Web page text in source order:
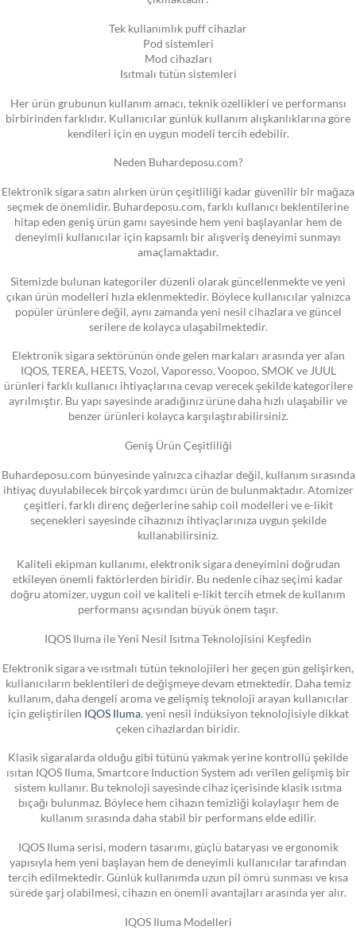
Tek kullanımlık puff cihazlar
Pod sistemleri
Mod cihazları
Isıtmalı tütün sistemleri
Her ürün grubunun kullanım amacı, teknik özellikleri ve performansı
birbirinden farklıdır. Kullanıcılar günlük kullanım alışkanlıklarına göre
kendileri için en uygun modeli tercih edebilir.
Neden Buhardeposu.com?
Elektronik sigara satın alırken ürün çeşitliliği kadar güvenilir bir mağaza
seçmek de önemlidir. Buhardeposu.com, farklı kullanıcı beklentilerine
hitap eden geniş ürün gamı sayesinde hem yeni başlayanlar hem de
deneyimli kullanıcılar için kapsamlı bir alışveriş deneyimi sunmayı
amaçlamaktadır.
Sitemizde bulunan kategoriler düzenli olarak güncellenmekte ve yeni
çıkan ürün modelleri hızla eklenmektedir. Böylece kullanıcılar yalnızca
popüler ürünlere değil, aynı zamanda yeni nesil cihazlara ve güncel
serilere de kolayca ulaşabilmektedir.
Elektronik sigara sektörünün önde gelen markaları arasında yer alan
IQOS, TEREA, HEETS, Vozol, Vaporesso, Voopoo, SMOK ve JUUL
ürünleri farklı kullanıcı ihtiyaçlarına cevap verecek şekilde kategorilere
ayrılmıştır. Bu yapı sayesinde aradığınız ürüne daha hızlı ulaşabilir ve
benzer ürünleri kolayca karşılaştırabilirsiniz.
Geniş Ürün Çeşitliliği
Buhardeposu.com bünyesinde yalnızca cihazlar değil, kullanım sırasında
ihtiyaç duyulabilecek birçok yardımcı ürün de bulunmaktadır. Atomizer
çeşitleri, farklı direnç değerlerine sahip coil modelleri ve e-likit
seçenekleri sayesinde cihazınızı ihtiyaçlarınıza uygun şekilde
kullanabilirsiniz.
Kaliteli ekipman kullanımı, elektronik sigara deneyimini doğrudan
etkileyen önemli faktörlerden biridir. Bu nedenle cihaz seçimi kadar
doğru atomizer, uygun coil ve kaliteli e-likit tercih etmek de kullanım
performansı açısından büyük önem taşır.
IQOS Iluma ile Yeni Nesil Isıtma Teknolojisini Keşfedin
Elektronik sigara ve ısıtmalı tütün teknolojileri her geçen gün gelişirken,
kullanıcıların beklentileri de değişmeye devam etmektedir. Daha temiz
kullanım, daha dengeli aroma ve gelişmiş teknoloji arayan kullanıcılar
için geliştirilen IQOS Iluma, yeni nesil indüksiyon teknolojisiyle dikkat
çeken cihazlardan biridir.
Klasik sigaralarda olduğu gibi tütünü yakmak yerine kontrollü şekilde
ısıtan IQOS Iluma, Smartcore Induction System adı verilen gelişmiş bir
sistem kullanır. Bu teknoloji sayesinde cihaz içerisinde klasik ısıtma
bıçağı bulunmaz. Böylece hem cihazın temizliği kolaylaşır hem de
kullanım sırasında daha stabil bir performans elde edilir.
IQOS Iluma serisi, modern tasarımı, güçlü bataryası ve ergonomik
yapısıyla hem yeni başlayan hem de deneyimli kullanıcılar tarafından
tercih edilmektedir. Günlük kullanımda uzun pil ömrü sunması ve kısa
sürede şarj olabilmesi, cihazın en önemli avantajları arasında yer alır.
IQOS Iluma Modelleri